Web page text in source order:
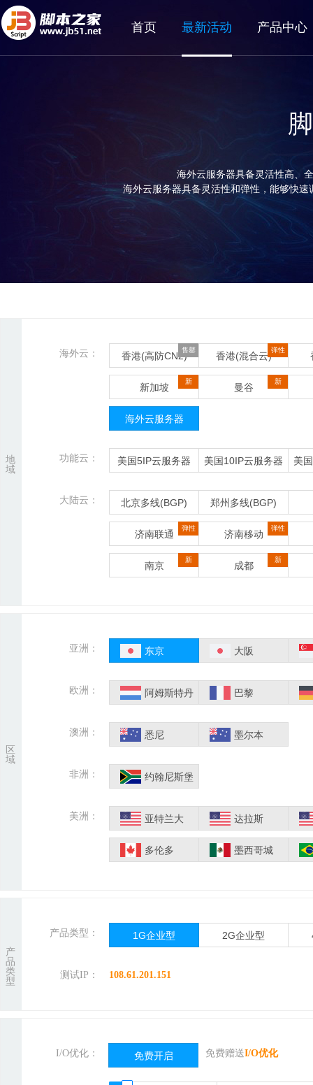
首页 最新活动 产品中心
海外云服务器具备灵活性高、
海外云服务器具备灵活性和弹性，能够快
地
域
海外云： 香港(高防CN2)
售罄
香港(混合云)
弹性
新加坡
新
曼谷
新
海外云服务器
功能云： 美国5IP云服务器 美国10IP云服务器 美
大陆云： 北京多线(BGP) 郑州多线(BGP)
济南联通
弹性
济南移动
弹性
南京
新
成都
新
区
域
亚洲： 东京 大阪
欧洲： 阿姆斯特丹 巴黎
澳洲： 悉尼 墨尔本
非洲： 约翰尼斯堡
美洲： 亚特兰大 达拉斯
多伦多 墨西哥城
产
品
类
型
产品类型： 1G企业型 2G企业型
测试IP： 108.61.201.151
I/O优化： 免费开启 免费赠送I/O优化